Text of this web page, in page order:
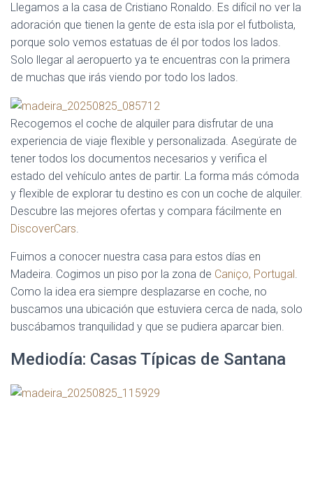
Llegamos a la casa de Cristiano Ronaldo. Es difícil no ver la
adoración que tienen la gente de esta isla por el futbolista,
porque solo vemos estatuas de él por todos los lados.
Solo llegar al aeropuerto ya te encuentras con la primera
de muchas que irás viendo por todo los lados.
Recogemos el coche de alquiler para disfrutar de una
experiencia de viaje flexible y personalizada. Asegúrate de
tener todos los documentos necesarios y verifica el
estado del vehículo antes de partir. La forma más cómoda
y flexible de explorar tu destino es con un coche de alquiler.
Descubre las mejores ofertas y compara fácilmente en
DiscoverCars.
Fuimos a conocer nuestra casa para estos días en
Madeira. Cogimos un piso por la zona de Caniço, Portugal .
Como la idea era siempre desplazarse en coche, no
buscamos una ubicación que estuviera cerca de nada, solo
buscábamos tranquilidad y que se pudiera aparcar bien.
Mediodía: Casas Típicas de Santana